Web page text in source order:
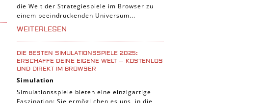
die Welt der Strategiespiele im Browser zu
einem beeindruckenden Universum...
WEITERLESEN
DIE BESTEN SIMULATIONSSPIELE 2025:
ERSCHAFFE DEINE EIGENE WELT – KOSTENLOS
UND DIREKT IM BROWSER
Simulation
Simulationsspiele bieten eine einzigartige
Faszination: Sie ermöglichen es uns, in die